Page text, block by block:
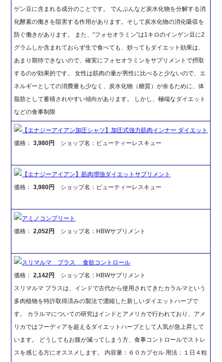
ゲン豆に含まれる成分のことです。 でんぷんなど炭水化物を分解する消
化酵素の働きを阻害する作用があります。そして炭水化物の消化吸収を
防ぐ働きがあります。 また、“フォセオラミン”は1キロのインゲン豆に2
グラムしか含まれておらず生で食べても、炒ってもダイエット効果は、
あまり期待できないので、確実にフォセオラミンをサプリメントで摂取
するのが効果的です。 女性は筋肉の量が男性に比べると少ないので、エ
ネルギーとしての消費量も少なく、炭水化物（糖質）が余るために、体
脂肪として蓄積されやすい傾向があります。 しかし、極端なダイエット
などの食事制限
【エナジーアイアン加圧シャツ】加圧式強力筋肉インナー ダイエット
価格：3,980円 ショップ名：ビューティーレスキュー
【エナジーアイアン】筋肉増強ダイエットサプリメント
価格：3,980円 ショップ名：ビューティーレスキュー
アミノコンプリート
価格：2,052円 ショップ名：HBWサプリメント
スリマルマ プラス 食欲コントロール
価格：2,142円
ショップ名：HBWサプリメント
スリマルマ プラスは、インドで古代から使用されてきたカラルマという
多肉植物を特許取得済みの製法で濃縮した新しいダイエットハーブで
す。 カラルマについての研究はインドとアメリカで行われており、アメ
リカではフーディアを超えるダイエットハーブとして人気が急上昇して
います。 どうしてもお腹が減ってしまう方、食事コントロールでストレ
スを感じる方にオススメします。 内容量：６０カプセル 用法：１日４粒